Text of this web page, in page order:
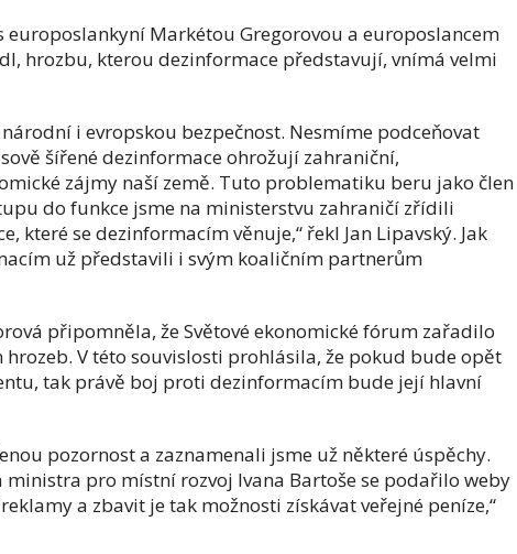
europoslankyní Markétou Gregorovou a europoslancem
hrozbu, kterou dezinformace představují, vnímá velmi
i evropskou bezpečnost. Nesmíme podceňovat
šířené dezinformace ohrožují zahraniční,
zájmy naší země. Tuto problematiku beru jako člen
do funkce jsme na ministerstvu zahraničí zřídili
které se dezinformacím věnuje,“ řekl Jan Lipavský. Jak
už představili i svým koaličním partnerům
připomněla, že Světové ekonomické fórum zařadilo
V této souvislosti prohlásila, že pokud bude opět
tak právě boj proti dezinformacím bude její hlavní
pozornost a zaznamenali jsme už některé úspěchy.
ministra pro místní rozvoj Ivana Bartoše se podařilo weby
a zbavit je tak možnosti získávat veřejné peníze,“